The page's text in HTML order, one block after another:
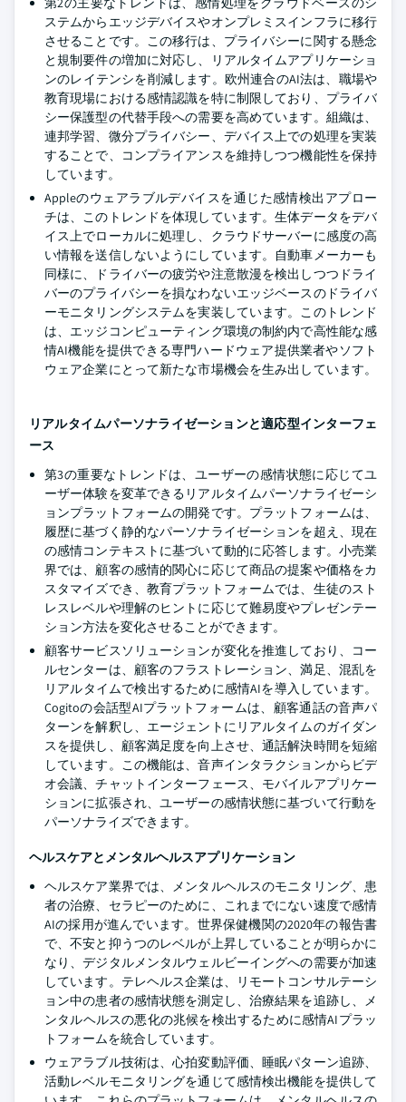
ステムからエッジデバイスやオンプレミスインフラに移行
させることです。この移行は、プライバシーに関する懸念
と規制要件の増加に対応し、リアルタイムアプリケーショ
ンのレイテンシを削減します。欧州連合のAI法は、職場や
教育現場における感情認識を特に制限しており、プライバ
シー保護型の代替手段への需要を高めています。組織は、
連邦学習、微分プライバシー、デバイス上での処理を実装
することで、コンプライアンスを維持しつつ機能性を保持
しています。
Appleのウェアラブルデバイスを通じた感情検出アプロー
チは、このトレンドを体現しています。生体データをデバ
イス上でローカルに処理し、クラウドサーバーに感度の高
い情報を送信しないようにしています。自動車メーカーも
同様に、ドライバーの疲労や注意散漫を検出しつつドライ
バーのプライバシーを損なわないエッジベースのドライバ
ーモニタリングシステムを実装しています。このトレンド
は、エッジコンピューティング環境の制約内で高性能な感
情AI機能を提供できる専門ハードウェア提供業者やソフト
ウェア企業にとって新たな市場機会を生み出しています。
リアルタイムパーソナライゼーションと適応型インターフェ
ース
第3の重要なトレンドは、ユーザーの感情状態に応じてユ
ーザー体験を変革できるリアルタイムパーソナライゼーシ
ョンプラットフォームの開発です。プラットフォームは、
履歴に基づく静的なパーソナライゼーションを超え、現在
の感情コンテキストに基づいて動的に応答します。小売業
界では、顧客の感情的関心に応じて商品の提案や価格をカ
スタマイズでき、教育プラットフォームでは、生徒のスト
レスレベルや理解のヒントに応じて難易度やプレゼンテー
ション方法を変化させることができます。
顧客サービスソリューションが変化を推進しており、コー
ルセンターは、顧客のフラストレーション、満足、混乱を
リアルタイムで検出するために感情AIを導入しています。
Cogitoの会話型AIプラットフォームは、顧客通話の音声パ
ターンを解釈し、エージェントにリアルタイムのガイダン
スを提供し、顧客満足度を向上させ、通話解決時間を短縮
しています。この機能は、音声インタラクションからビデ
オ会議、チャットインターフェース、モバイルアプリケー
ションに拡張され、ユーザーの感情状態に基づいて行動を
パーソナライズできます。
ヘルスケアとメンタルヘルスアプリケーション
ヘルスケア業界では、メンタルヘルスのモニタリング、患
者の治療、セラピーのために、これまでにない速度で感情
AIの採用が進んでいます。世界保健機関の2020年の報告書
で、不安と抑うつのレベルが上昇していることが明らかに
なり、デジタルメンタルウェルビーイングへの需要が加速
しています。テレヘルス企業は、リモートコンサルテーシ
ョン中の患者の感情状態を測定し、治療結果を追跡し、メ
ンタルヘルスの悪化の兆候を検出するために感情AIプラッ
トフォームを統合しています。
ウェアラブル技術は、心拍変動評価、睡眠パターン追跡、
活動レベルモニタリングを通じて感情検出機能を提供して